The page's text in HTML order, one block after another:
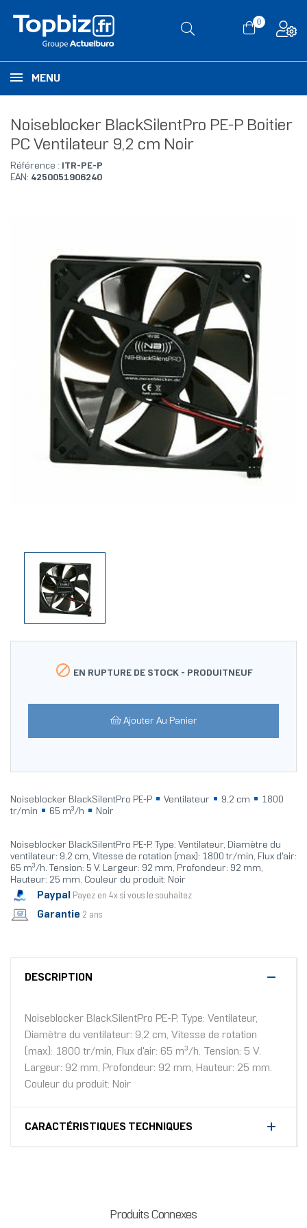
0
MENU
Noiseblocker BlackSilentPro PE-P Boitier
PC Ventilateur 9,2 cm Noir
Référence :
ITR-PE-P
EAN: 4250051906240
 EN RUPTURE DE STOCK - PRODUITNEUF
Ajouter Au Panier
Noiseblocker BlackSilentPro PE-P Ventilateur 9,2 cm
1800
tr/min
65 m³/h Noir
Noiseblocker BlackSilentPro PE-P. Type: Ventilateur, Diamètre du
ventilateur: 9,2 cm, Vitesse de rotation (max): 1800 tr/min, Flux d'air:
65 m³/h. Tension: 5 V. Largeur: 92 mm, Profondeur: 92 mm,
Hauteur: 25 mm. Couleur du produit: Noir
Paypal Payez en 4x si vous le souhaitez
Garantie 2 ans
DESCRIPTION
Noiseblocker BlackSilentPro PE-P. Type: Ventilateur,
Diamètre du ventilateur: 9,2 cm, Vitesse de rotation
(max): 1800 tr/min, Flux d'air: 65 m³/h. Tension: 5 V.
Largeur: 92 mm, Profondeur: 92 mm, Hauteur: 25 mm.
Couleur du produit: Noir
CARACTÉRISTIQUES TECHNIQUES
Produits Connexes